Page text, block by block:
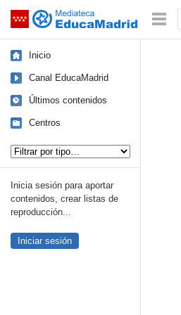
Saltar navegación
Inicio
Canal EducaMadrid
Últimos contenidos
Centros
Inicia sesión para aportar
contenidos, crear listas de
reproducción...
Iniciar sesión